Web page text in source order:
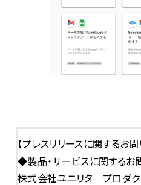
【プレスリリースに関するお
◆製品・サービスに関するお
株式会社ユニリタ プロダ